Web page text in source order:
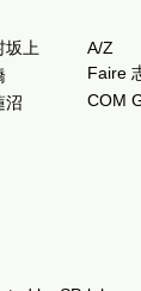
坂上
沼
A/Z
Faire
COM